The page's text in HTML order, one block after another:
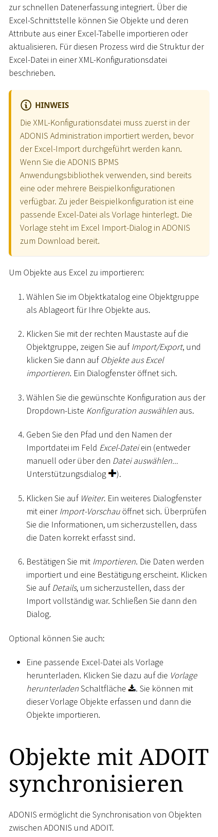
zur schnellen Datenerfassung integriert. Über die
Excel-Schnittstelle können Sie Objekte und deren
Attribute aus einer Excel-Tabelle importieren oder
aktualisieren. Für diesen Prozess wird die Struktur der
Excel-Datei in einer XML-Konfigurationsdatei
beschrieben.
HINWEIS
Die XML-Konfigurationsdatei muss zuerst in der
ADONIS Administration importiert werden, bevor
der Excel-Import durchgeführt werden kann.
Wenn Sie die ADONIS BPMS
Anwendungsbibliothek verwenden, sind bereits
eine oder mehrere Beispielkonfigurationen
verfügbar. Zu jeder Beispielkonfiguration ist eine
passende Excel-Datei als Vorlage hinterlegt. Die
Vorlage steht im Excel Import-Dialog in ADONIS
zum Download bereit.
Um Objekte aus Excel zu importieren:
Wählen Sie im Objektkatalog eine Objektgruppe
als Ablageort für Ihre Objekte aus.
Klicken Sie mit der rechten Maustaste auf die
Objektgruppe, zeigen Sie aufImport/Export, und
klicken Sie dann auf Objekte aus Excel
importieren. Ein Dialogfenster öffnet sich.
Wählen Sie die gewünschte Konfiguration aus der
Dropdown-Liste Konfiguration auswählen aus.
Geben Sie den Pfad und den Namen der
Importdatei im Feld Excel-Dateiein (entweder
manuell oder über den Datei auswählen...
Unterstützungsdialog
).
Klicken Sie auf Weiter. Ein weiteres Dialogfenster
mit einerImport-Vorschau öffnet sich. Überprüfen
Sie die Informationen, um sicherzustellen, dass
die Daten korrekt erfasst sind.
Bestätigen Sie mit Importieren. Die Daten werden
importiert und eine Bestätigung erscheint. Klicken
Sie aufDetails, um sicherzustellen, dass der
Import vollständig war. Schließen Sie dann den
Dialog.
Optional können Sie auch:
Eine passende Excel-Datei als Vorlage
herunterladen. Klicken Sie dazu auf die Vorlage
herunterladenSchaltfläche
. Sie können mit
dieser Vorlage Objekte erfassen und dann die
Objekte importieren.
Objekte mit ADOIT
synchronisieren
ADONIS ermöglicht die Synchronisation von Objekten
zwischen ADONIS und ADOIT.